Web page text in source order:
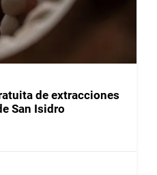
de extracciones
San Isidro